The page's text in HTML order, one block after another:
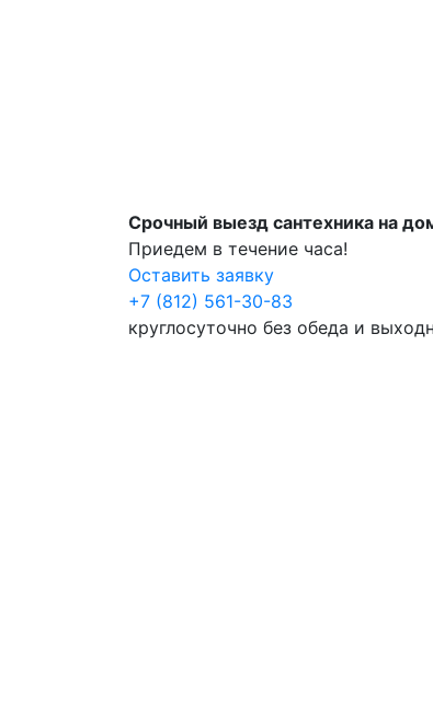
Срочный выезд сантехника на
Приедем в течение часа!
Оставить заявку
+7 (812) 561-30-83
круглосуточно без обеда и